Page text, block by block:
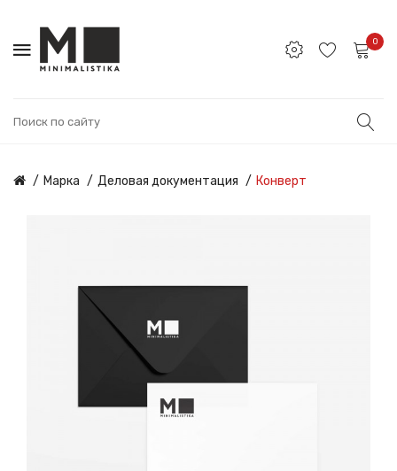
0
Марка Деловая документация Конверт